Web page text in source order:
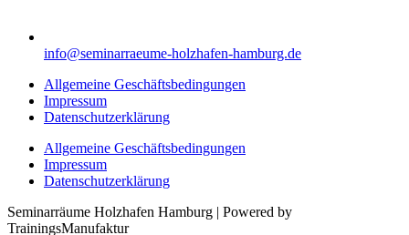
info@seminarraeume-holzhafen-hamburg.de
Allgemeine Geschäftsbedingungen
Impressum
Datenschutzerklärung
Allgemeine Geschäftsbedingungen
Impressum
Datenschutzerklärung
Seminarräume Holzhafen Hamburg | Powered by
TrainingsManufaktur